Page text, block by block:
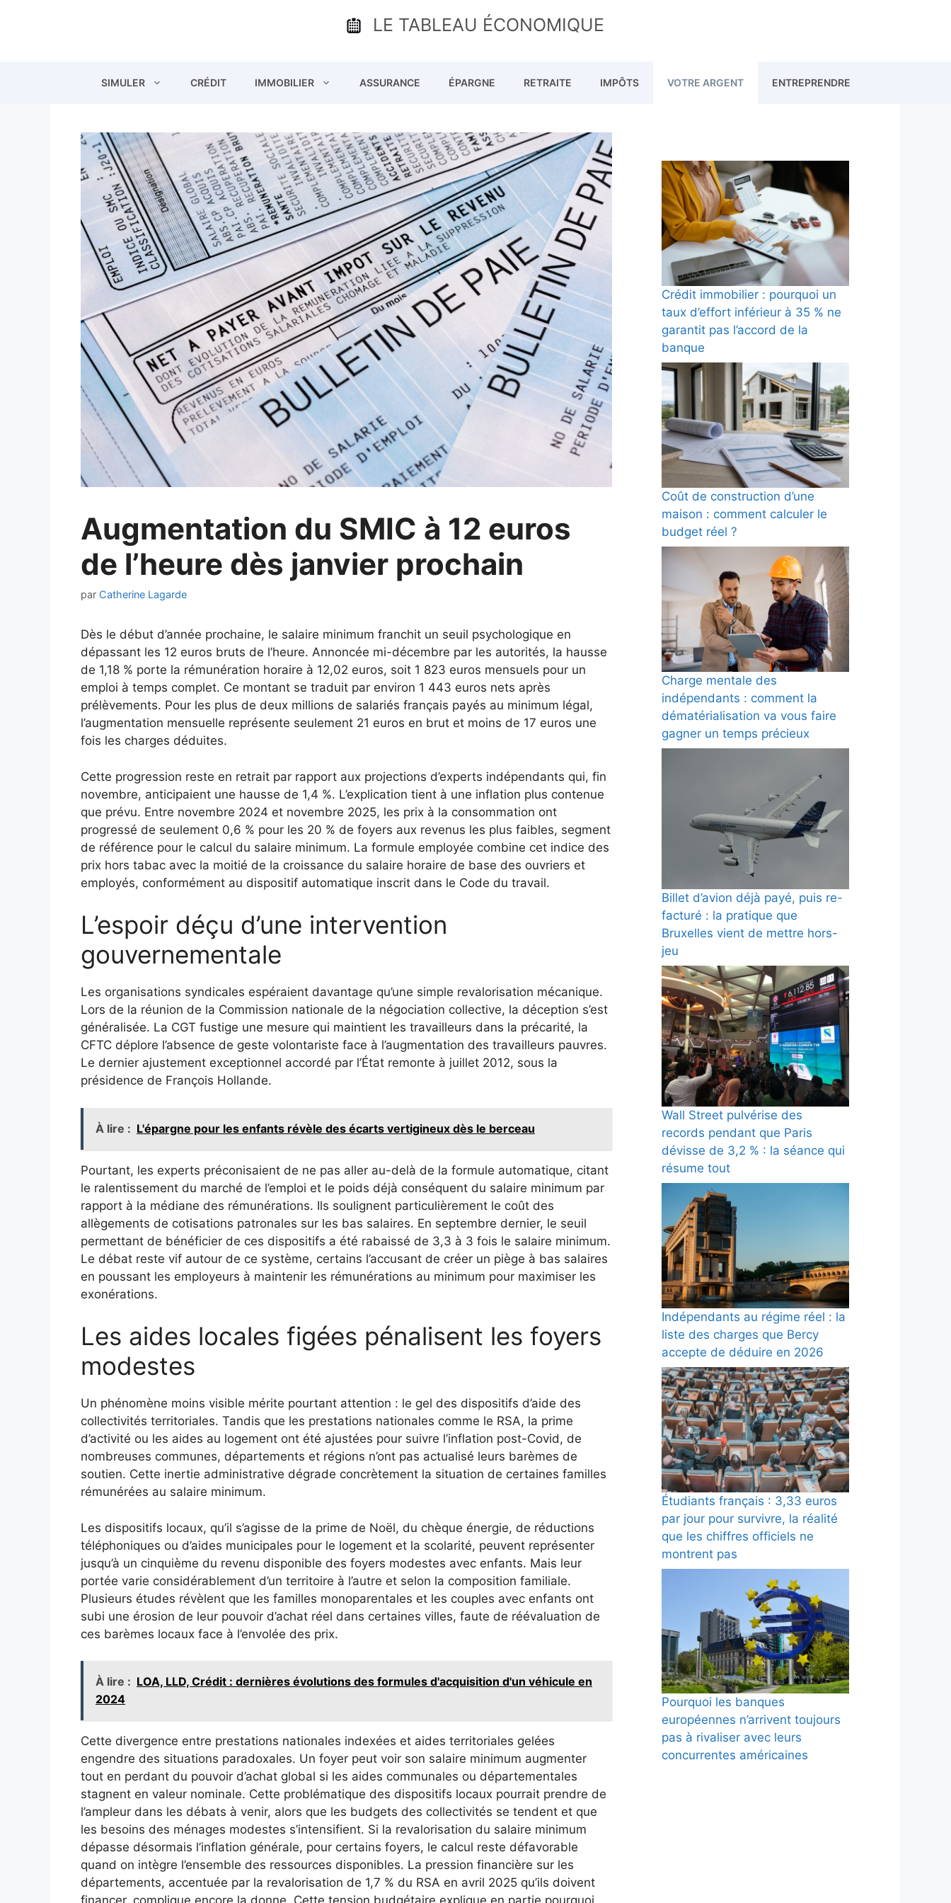
LE TABLEAU ÉCONOMIQUE
SIMULER CRÉDIT IMMOBILIER ASSURANCE ÉPARGNE RETRAITE IMPÔTS VOTRE ARGENT ENTREPRENDRE
Augmentation du SMIC à 12 euros
de l’heure dès janvier prochain
par Catherine Lagarde
Dès le début d’année prochaine, le salaire minimum franchit un seuil psychologique en
dépassant les 12 euros bruts de l’heure. Annoncée mi-décembre par les autorités, la hausse
de 1,18 % porte la rémunération horaire à 12,02 euros, soit 1 823 euros mensuels pour un
emploi à temps complet. Ce montant se traduit par environ 1 443 euros nets après
prélèvements. Pour les plus de deux millions de salariés français payés au minimum légal,
l’augmentation mensuelle représente seulement 21 euros en brut et moins de 17 euros une
fois les charges déduites.
Cette progression reste en retrait par rapport aux projections d’experts indépendants qui, fin
novembre, anticipaient une hausse de 1,4 %. L’explication tient à une inflation plus contenue
que prévu. Entre novembre 2024 et novembre 2025, les prix à la consommation ont
progressé de seulement 0,6 % pour les 20 % de foyers aux revenus les plus faibles, segment
de référence pour le calcul du salaire minimum. La formule employée combine cet indice des
prix hors tabac avec la moitié de la croissance du salaire horaire de base des ouvriers et
employés, conformément au dispositif automatique inscrit dans le Code du travail.
L’espoir déçu d’une intervention
gouvernementale
Les organisations syndicales espéraient davantage qu’une simple revalorisation mécanique.
Lors de la réunion de la Commission nationale de la négociation collective, la déception s’est
généralisée. La CGT fustige une mesure qui maintient les travailleurs dans la précarité, la
CFTC déplore l’absence de geste volontariste face à l’augmentation des travailleurs pauvres.
Le dernier ajustement exceptionnel accordé par l’État remonte à juillet 2012, sous la
présidence de François Hollande.
À lire : L'épargne pour les enfants révèle des écarts vertigineux dès le berceau
Pourtant, les experts préconisaient de ne pas aller au-delà de la formule automatique, citant
le ralentissement du marché de l’emploi et le poids déjà conséquent du salaire minimum par
rapport à la médiane des rémunérations. Ils soulignent particulièrement le coût des
allègements de cotisations patronales sur les bas salaires. En septembre dernier, le seuil
permettant de bénéficier de ces dispositifs a été rabaissé de 3,3 à 3 fois le salaire minimum.
Le débat reste vif autour de ce système, certains l’accusant de créer un piège à bas salaires
en poussant les employeurs à maintenir les rémunérations au minimum pour maximiser les
exonérations.
Les aides locales figées pénalisent les foyers
modestes
Un phénomène moins visible mérite pourtant attention : le gel des dispositifs d’aide des
collectivités territoriales. Tandis que les prestations nationales comme le RSA, la prime
d’activité ou les aides au logement ont été ajustées pour suivre l’inflation post-Covid, de
nombreuses communes, départements et régions n’ont pas actualisé leurs barèmes de
soutien. Cette inertie administrative dégrade concrètement la situation de certaines familles
rémunérées au salaire minimum.
Les dispositifs locaux, qu’il s’agisse de la prime de Noël, du chèque énergie, de réductions
téléphoniques ou d’aides municipales pour le logement et la scolarité, peuvent représenter
jusqu’à un cinquième du revenu disponible des foyers modestes avec enfants. Mais leur
portée varie considérablement d’un territoire à l’autre et selon la composition familiale.
Plusieurs études révèlent que les familles monoparentales et les couples avec enfants ont
subi une érosion de leur pouvoir d’achat réel dans certaines villes, faute de réévaluation de
ces barèmes locaux face à l’envolée des prix.
À lire : LOA, LLD, Crédit : dernières évolutions des formules d'acquisition d'un véhicule en
2024
Cette divergence entre prestations nationales indexées et aides territoriales gelées
engendre des situations paradoxales. Un foyer peut voir son salaire minimum augmenter
tout en perdant du pouvoir d’achat global si les aides communales ou départementales
stagnent en valeur nominale. Cette problématique des dispositifs locaux pourrait prendre de
l’ampleur dans les débats à venir, alors que les budgets des collectivités se tendent et que
les besoins des ménages modestes s’intensifient. Si la revalorisation du salaire minimum
dépasse désormais l’inflation générale, pour certains foyers, le calcul reste défavorable
quand on intègre l’ensemble des ressources disponibles. La pression financière sur les
départements, accentuée par la revalorisation de 1,7 % du RSA en avril 2025 qu’ils doivent
financer, complique encore la donne. Cette tension budgétaire explique en partie pourquoi
Crédit immobilier : pourquoi un
taux d’effort inférieur à 35 % ne
garantit pas l’accord de la
banque
Coût de construction d’une
maison : comment calculer le
budget réel ?
Charge mentale des
indépendants : comment la
dématérialisation va vous faire
gagner un temps précieux
Billet d’avion déjà payé, puis re-
facturé : la pratique que
Bruxelles vient de mettre hors-
jeu
Wall Street pulvérise des
records pendant que Paris
dévisse de 3,2 % : la séance qui
résume tout
Indépendants au régime réel : la
liste des charges que Bercy
accepte de déduire en 2026
Étudiants français : 3,33 euros
par jour pour survivre, la réalité
que les chiffres officiels ne
montrent pas
Pourquoi les banques
européennes n’arrivent toujours
pas à rivaliser avec leurs
concurrentes américaines